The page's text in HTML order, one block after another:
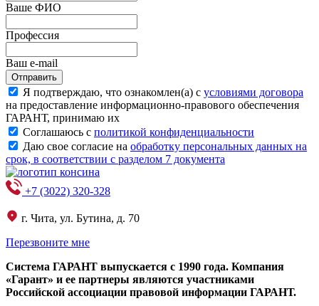
Ваше ФИО
Профессия
Ваш e-mail
Отправить
Я подтверждаю, что ознакомлен(а) с условиями договора
на предоставление информационно-правового обеспечения
ГАРАНТ, принимаю их
Соглашаюсь с политикой конфиденциальности
Даю свое согласие на обработку персональных данных на
срок, в соответствии с разделом 7 документа
+7 (3022) 320-328
г. Чита, ул. Бутина, д. 70
Перезвоните мне
Система ГАРАНТ выпускается с 1990 года. Компания
«Гарант» и ее партнеры являются участниками
Российской ассоциации правовой информации ГАРАНТ.